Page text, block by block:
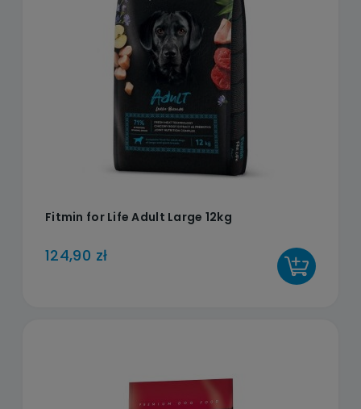
Fitmin for Life Adult Large 12kg
124,90 zł